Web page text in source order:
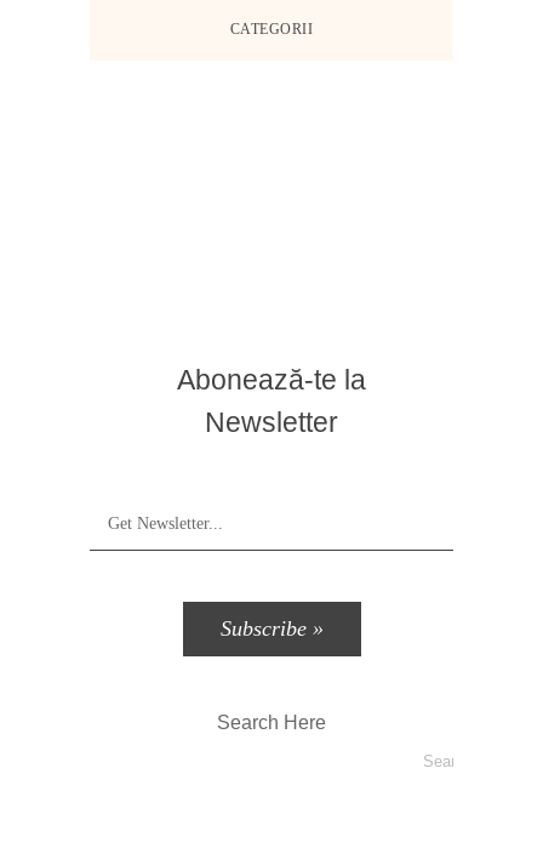
CATEGORII
Abonează-te la
Newsletter
Search Here